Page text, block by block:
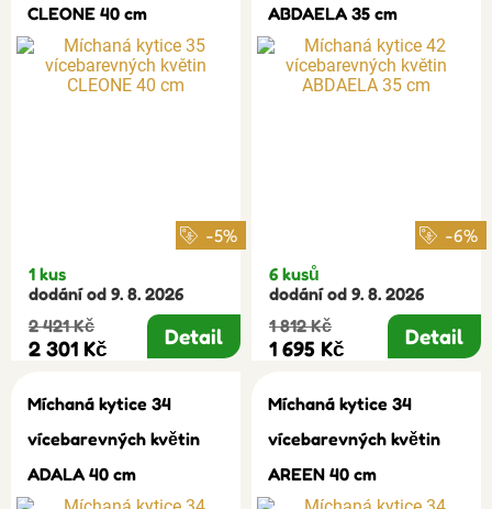
CLEONE 40 cm
-5%
1 kus
dodání od 9. 8. 2026
2 421 Kč
2 301 Kč Detail
ABDAELA 35 cm
-6%
6 kusů
dodání od 9. 8. 2026
1 812 Kč
1 695 Kč Detail
Míchaná kytice 34
vícebarevných květin
ADALA 40 cm
Míchaná kytice 34
vícebarevných květin
AREEN 40 cm